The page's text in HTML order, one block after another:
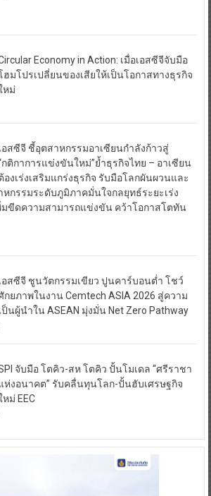
Economy in Action: เมื่อเอสซีจีจับมือ
ฮมโปรเปลี่ยนของเสียให้เป็นโอกาสทางธุรกิจ
หม่
อสซีจี ชี้อุตสาหกรรมอาเซียนกำลังก้าวสู่
กติกาการแข่งขันใหม่”ย้ำธุรกิจไทย – อาเซียน
องเร่งเสริมแกร่งธุรกิจ รับมือโลกผันผวนและ
กรรมระดับภูมิภาคมั่นใจกลยุทธ์ระยะเร่ง
มขีดความสามารถแข่งขัน คว้าโอกาสโตทัน
อสซีจี ชูนวัตกรรมเขียว ปูนคาร์บอนต่ำ โชว์
กยภาพในงาน Cemtech ASIA 2026 สู่ความ
ป็นผู้นำใน ASEAN มุ่งมั่น Net Zero Pathway
จับมือ โตคิว-สห โตคิว ปั้นโมเดล “ศรีราชา
ห่งอนาคต” รับคลื่นทุนโลก-ปั้นฮับเศรษฐกิจ
หม่ EEC